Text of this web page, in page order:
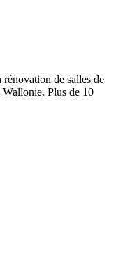
de salles de
Wallonie. Plus de 10